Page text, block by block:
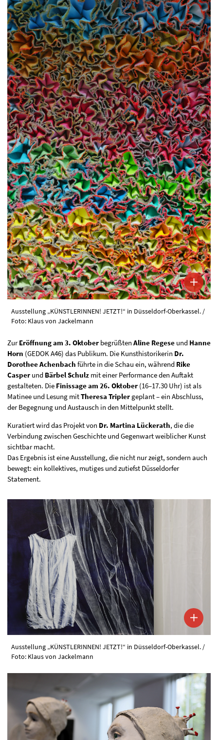
Ausstellung „KÜNSTLERINNEN! JETZT!“ in Düsseldorf-Oberkassel. /
Foto: Klaus von Jackelmann
ZurEröffnung am 3. Oktober begrüßten Aline Regese und Hanne
Horn (GEDOK A46) das Publikum. Die Kunsthistorikerin Dr.
Dorothee Achenbach führte in die Schau ein, während Rike
Casper und Bärbel Schulz mit einer Performance den Auftakt
gestalteten. Die Finissage am 26. Oktober (16–17.30 Uhr) ist als
Matinee und Lesung mitTheresa Tripler geplant – ein Abschluss,
der Begegnung und Austausch in den Mittelpunkt stellt.
Kuratiert wird das Projekt von Dr. Martina Lückerath, die die
Verbindung zwischen Geschichte und Gegenwart weiblicher Kunst
sichtbar macht.
Das Ergebnis ist eine Ausstellung, die nicht nur zeigt, sondern auch
bewegt: ein kollektives, mutiges und zutiefst Düsseldorfer
Statement.
Ausstellung „KÜNSTLERINNEN! JETZT!“ in Düsseldorf-Oberkassel. /
Foto: Klaus von Jackelmann